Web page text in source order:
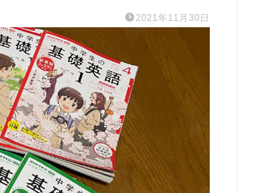
2021年11月30日